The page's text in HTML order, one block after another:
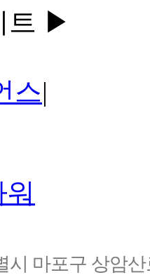
트 ▶
스|
시 마포구 상암